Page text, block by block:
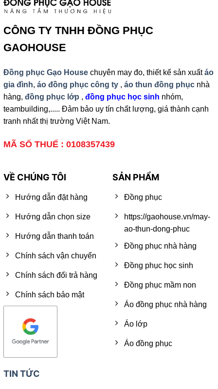
CÔNG TY TNHH ĐỒNG PHỤC
GAOHOUSE
Đồng phục Gạo Housechuyên may đo, thiết kế sản xuấtáo
gia đình, áo đồng phục công ty, áo thun đồng phụcnhà
hàng, đồng phục lớp , đồng phục học sinh nhóm,
teambuilding,..... Đảm bảo uy tín chất lượng, giá thành cạnh
tranh nhất thị trường Việt Nam.
MÃ SỐ THUẾ : 0108357439
VỀ CHÚNG TÔI
Hướng dẫn đặt hàng
Hướng dẫn chọn size
Hướng dẫn thanh toán
Chính sách vận chuyển
Chính sách đổi trả hàng
Chính sách bảo mật
SẢN PHẨM
Đồng phục
https://gaohouse.vn/may-
ao-thun-dong-phuc
Đồng phục nhà hàng
Đồng phục học sinh
Đồng phục mầm non
Áo đồng phục nhà hàng
Áo lớp
Áo đồng phục
TIN TỨC